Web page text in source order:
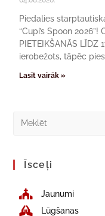
Piedalies
“Cupi’s Spoon 2026”!
PIETEIKŠANĀS LĪDZ
ierobežots, tāpēc
Lasīt vairāk »
Īsceļi
Jaunumi
Lūgšanas